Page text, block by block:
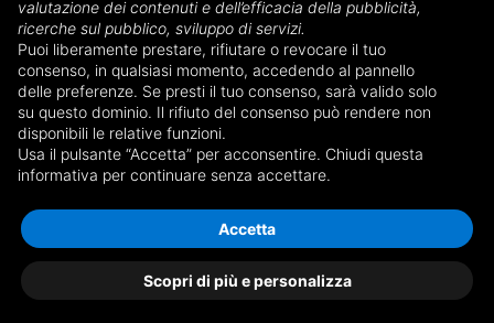
valutazione dei contenuti e dell’efficacia della pubblicità,
ricerche sul pubblico, sviluppo di servizi.
Puoi liberamente prestare, rifiutare o revocare il tuo
consenso, in qualsiasi momento, accedendo al pannello
delle preferenze. Se presti il tuo consenso, sarà valido solo
su questo dominio. Il rifiuto del consenso può rendere non
disponibili le relative funzioni.
Usa il pulsante “Accetta” per acconsentire. Chiudi questa
informativa per continuare senza accettare.
Scopri di più e personalizza
Accetta
prezioso alleato dei neo-genitori. Pratico e
maneggevole, igienizza in profondità ciucci,
tiralatte, tettarelle e bottiglie (sia in vetro che in
plastica). Puoi scegliere traun’ampia gamma di
modelli, optando per i dispositivi con
funzionamento a caldo, a freddo oppure a
microonde.
L’azienda italiana, da sempre vicina alle neo-
mamme, è leader nel settore della prima infanzia.
Da oltre 50 annipropone soluzioni innovative
tecnologicamente avanzate per l’allattamento, il